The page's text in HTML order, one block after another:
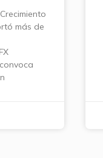
más de